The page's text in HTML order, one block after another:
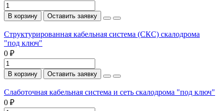
В корзину Оставить заявку
Структурированная кабельная система (СКС) скалодрома
"под ключ"
0 ₽
В корзину Оставить заявку
Слаботочная кабельная система и сеть скалодрома "под ключ"
0 ₽